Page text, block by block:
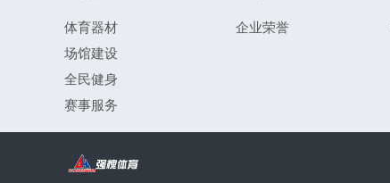
体育器材
场馆建设
全民健身
赛事服务
企业荣誉